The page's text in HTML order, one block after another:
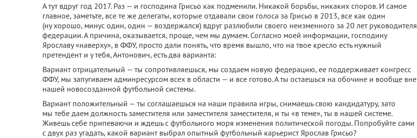
А тут вдруг год 2017. Раз — и господина Грисьо как подменили. Никакой борьбы, никаких споров. И самое
главное, заметьте, все те же делегаты, которые отдавали свои голоса за Грисьо в 2013, все как один
(ну хорошо, минус один, один — воздержался) вдруг разлюбили своего неизменного за 20 лет руководителя
федерации. А причина, оказывается, проще, чем мы думаем. Согласно моей информации, господину
Ярославу «наверху», в ФФУ, просто дали понять, что время вышло, что на твое кресло есть нужный
претендент и у тебя, Антонович, есть два варианта:
Вариант отрицательный — ты сопротивляешься, мы создаем новую федерацию, ее поддерживает конгресс
ФФУ, мы запугиваем админресурсом всех в области — и все готово. А ты остаешься на обочине и вообще вне
нашей новосозданной футбольной системы.
Вариант положительный — ты соглашаешься на наши правила игры, снимаешь свою кандидатуру, зато
мы тебе даем должность заместителя или заместителя заместителя, и ты «в теме», ты в нашей системе.
Живешь себе припеваючи и ждешь с футбольного моря изменения политической погоды. Попробуйте сами
с двух раз угадать, какой вариант выбрал опытный футбольный карьерист Ярослав Грисьо?